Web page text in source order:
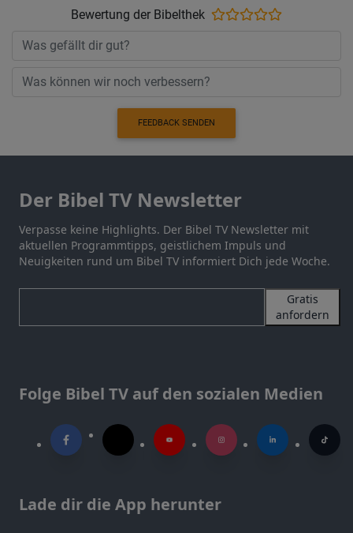
Bewertung der Bibelthek
FEEDBACK SENDEN
Der Bibel TV Newsletter
Verpasse keine Highlights. Der Bibel TV Newsletter mit
aktuellen Programmtipps, geistlichem Impuls und
Neuigkeiten rund um Bibel TV informiert Dich jede Woche.
Gratis
anfordern
Folge Bibel TV auf den sozialen Medien
Lade dir die App herunter